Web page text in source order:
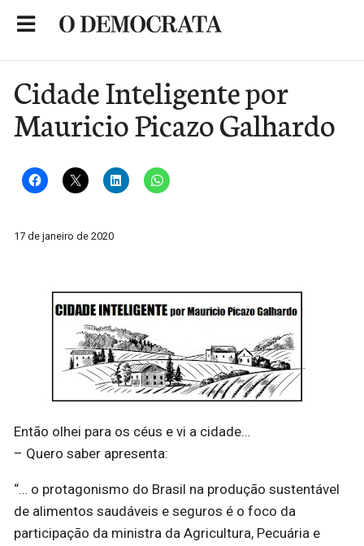
Cidade Inteligente por
Mauricio Picazo Galhardo
17 de janeiro de 2020
Então olhei para os céus e vi a cidade…
– Quero saber apresenta:
“… o protagonismo do Brasil na produção sustentável
de alimentos saudáveis e seguros é o foco da
participação da ministra da Agricultura, Pecuária e